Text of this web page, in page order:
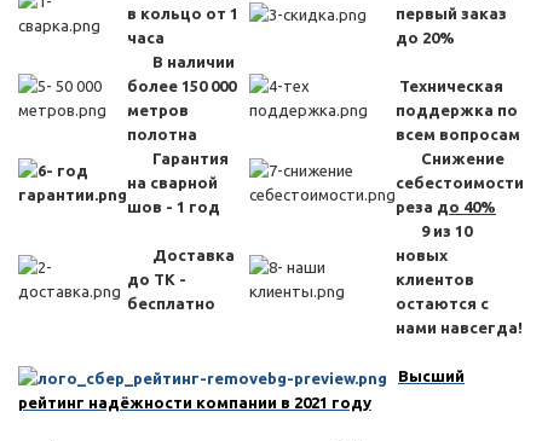
в кольцо от 1
часа
первый заказ
до 20%
В наличии
более 150 000
метров
полотна
Техническая
поддержка по
всем вопросам
Гарантия
на сварной
шов - 1 год
Снижение
себестоимости
реза до 40%
Доставка
до ТК -
бесплатно
9 из 10
новых
клиентов
остаются с
нами навсегда!
Высший
рейтинг надёжности компании в 2021 году